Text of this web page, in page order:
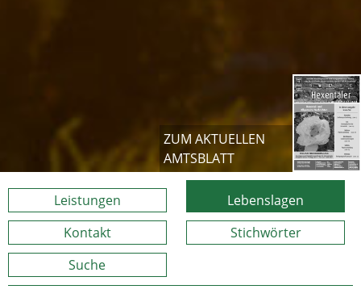
ZUM AKTUELLEN
AMTSBLATT
Leistungen
Lebenslagen
Kontakt
Stichwörter
Suche